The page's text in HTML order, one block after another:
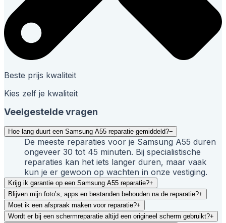
Beste prijs kwaliteit
Kies zelf je kwaliteit
Veelgestelde vragen
Hoe lang duurt een Samsung A55 reparatie gemiddeld?−
De meeste reparaties voor je Samsung A55 duren
ongeveer 30 tot 45 minuten. Bij specialistische
reparaties kan het iets langer duren, maar vaak
kun je er gewoon op wachten in onze vestiging.
Krijg ik garantie op een Samsung A55 reparatie?+
Blijven mijn foto’s, apps en bestanden behouden na de reparatie?+
Moet ik een afspraak maken voor reparatie?+
Wordt er bij een schermreparatie altijd een origineel scherm gebruikt?+